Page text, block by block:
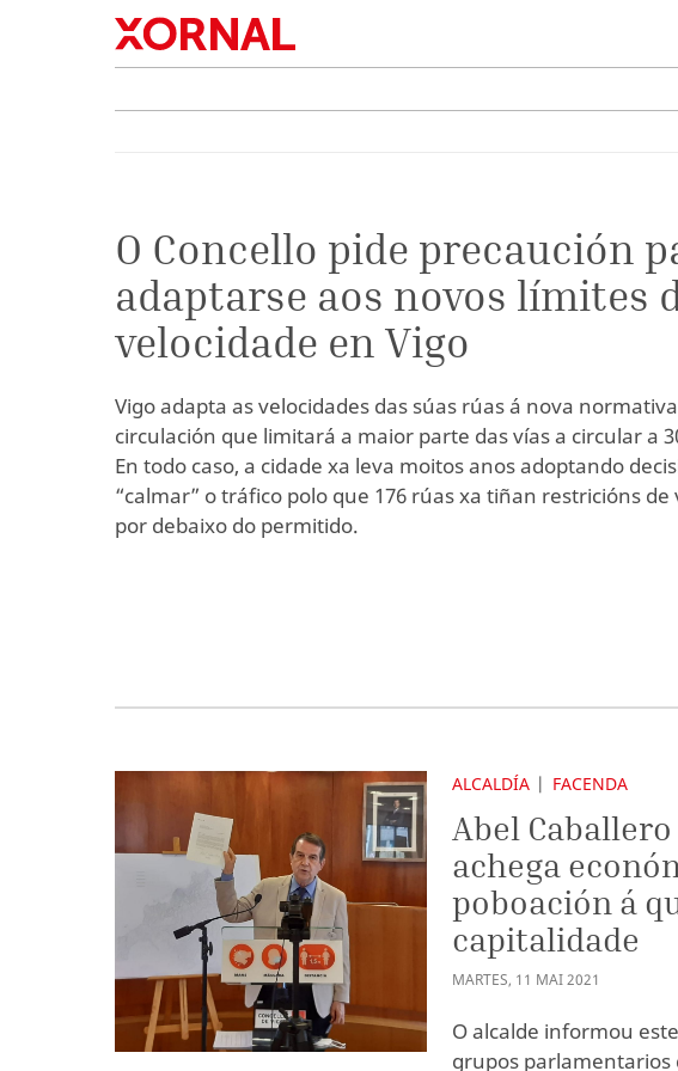
O Concello pide precaución
adaptarse aos novos límites
velocidade en Vigo
Vigo adapta as velocidades das súas rúas á nova
circulación que limitará a maior parte das vías a circular a
En todo caso, a cidade xa leva moitos anos adoptando
“calmar” o tráfico polo que 176 rúas xa tiñan restricións de
por debaixo do permitido.
ALCALDÍA FACENDA
Abel
achega
poboación á
capitalidade
MARTES, 11 MAI2021
O alcalde informou
grupos parlamentarios